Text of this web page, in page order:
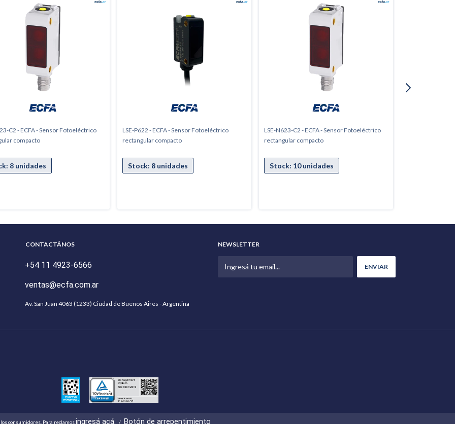
C2 - ECFA - Sensor Fotoeléctrico
compacto
LSE-P622 - ECFA - Sensor Fotoeléctrico
rectangular compacto
LSE-N623-C2 - ECFA - Sensor Fotoeléctrico
rectangular compacto
CONTACTÁNOS
+54 11 4923-6566
ventas@ecfa.com.ar
Av. San Juan 4063 (1233) Ciudad de Buenos Aires - Argentina
NEWSLETTER
consumidores. Para reclamosingresá acá. / Botón de arrepentimiento